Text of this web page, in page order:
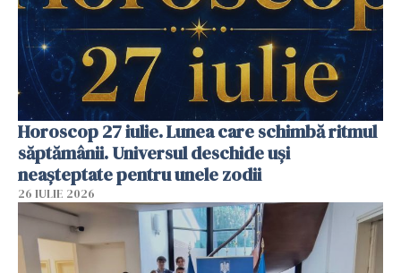
Horoscop 27 iulie. Lunea care schimbă ritmul
săptămânii. Universul deschide uși
neașteptate pentru unele zodii
26 IULIE 2026